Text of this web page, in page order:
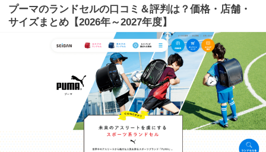
プーマのランドセルの口コミ＆評判は？価格・店舗・
サイズまとめ【2026年～2027年度】